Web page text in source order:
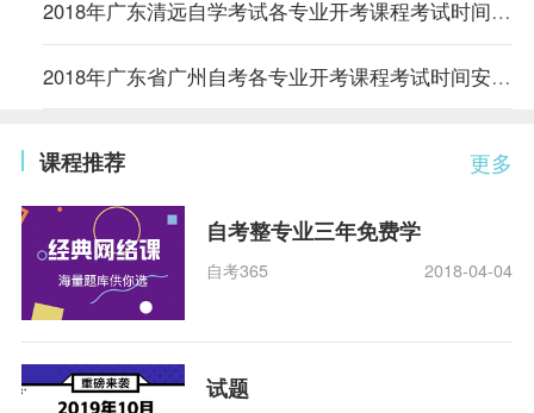
2018年广东清远自学考试各专业开考课程考试时间安排的通知
2018年广东省广州自考各专业开考课程考试时间安排的通知
更多
课程推荐
自考整专业三年免费学
自考365 2018-04-04
试题